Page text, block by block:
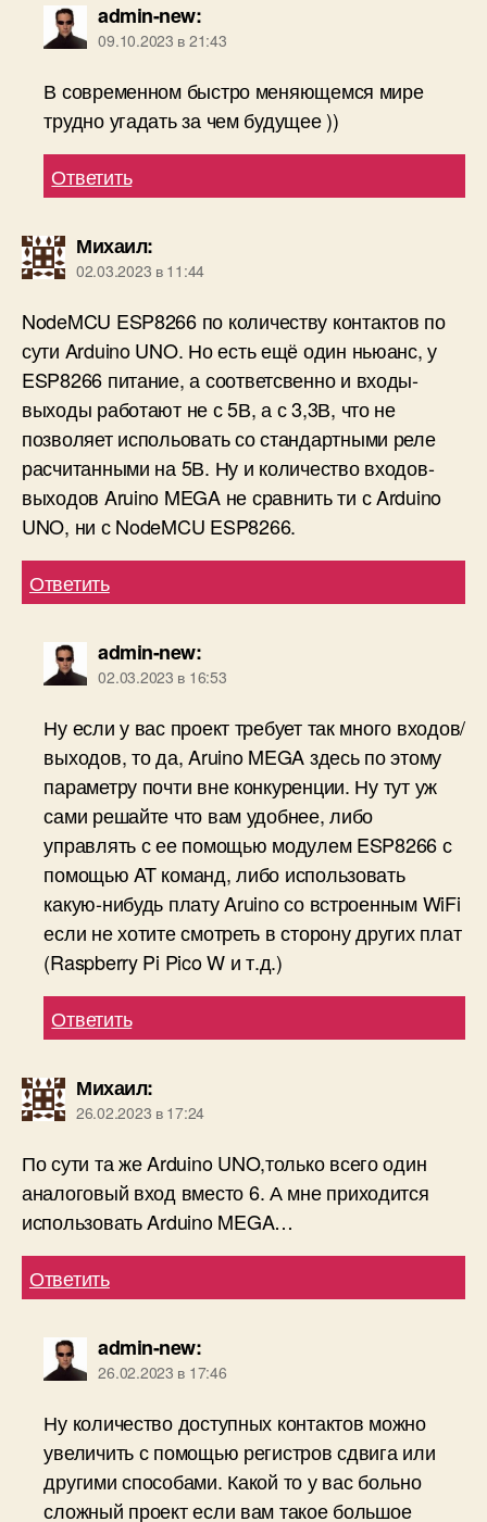
admin-new:
09.10.2023 в 21:43
В современном быстро меняющемся мире
трудно угадать за чем будущее ))
Ответить
Михаил:
02.03.2023 в 11:44
NodeMCU ESP8266 по количеству контактов по
сути Arduino UNO. Но есть ещё один ньюанс, у
ESP8266 питание, а соответсвенно и входы-
выходы работают не с 5В, а с 3,3В, что не
позволяет испольовать со стандартными реле
расчитанными на 5В. Ну и количество входов-
выходов Aruino MEGA не сравнить ти с Arduino
UNO, ни с NodeMCU ESP8266.
Ответить
admin-new:
02.03.2023 в 16:53
Ну если у вас проект требует так много входов/
выходов, то да, Aruino MEGA здесь по этому
параметру почти вне конкуренции. Ну тут уж
сами решайте что вам удобнее, либо
управлять с ее помощью модулем ESP8266 с
помощью AT команд, либо использовать
какую-нибудь плату Aruino со встроенным WiFi
если не хотите смотреть в сторону других плат
(Raspberry Pi Pico W и т.д.)
Ответить
Михаил:
26.02.2023 в 17:24
По сути та же Arduino UNO,только всего один
аналоговый вход вместо 6. А мне приходится
использовать Arduino MEGA…
Ответить
admin-new:
26.02.2023 в 17:46
Ну количество доступных контактов можно
увеличить с помощью регистров сдвига или
другими способами. Какой то у вас больно
сложный проект если вам такое большое